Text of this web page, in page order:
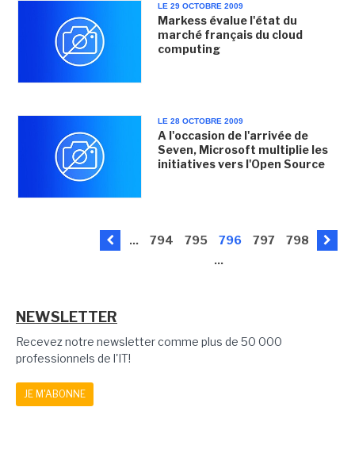
LE 29 OCTOBRE 2009
Markess évalue l'état du
marché français du cloud
computing
LE 28 OCTOBRE 2009
A l'occasion de l'arrivée de
Seven, Microsoft multiplie les
initiatives vers l'Open Source
... 794 795 796 797
798
...
NEWSLETTER
Recevez notre newsletter comme plus de 50 000
professionnels de l'IT!
JE M'ABONNE